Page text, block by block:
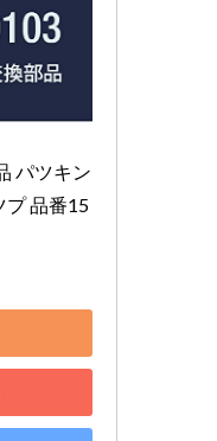
パツキン
プ 品番15